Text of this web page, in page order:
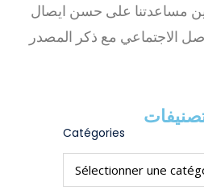
مساعدتنا على حسن ايصال
الاجتماعي مع ذكر المصدر
Catégories